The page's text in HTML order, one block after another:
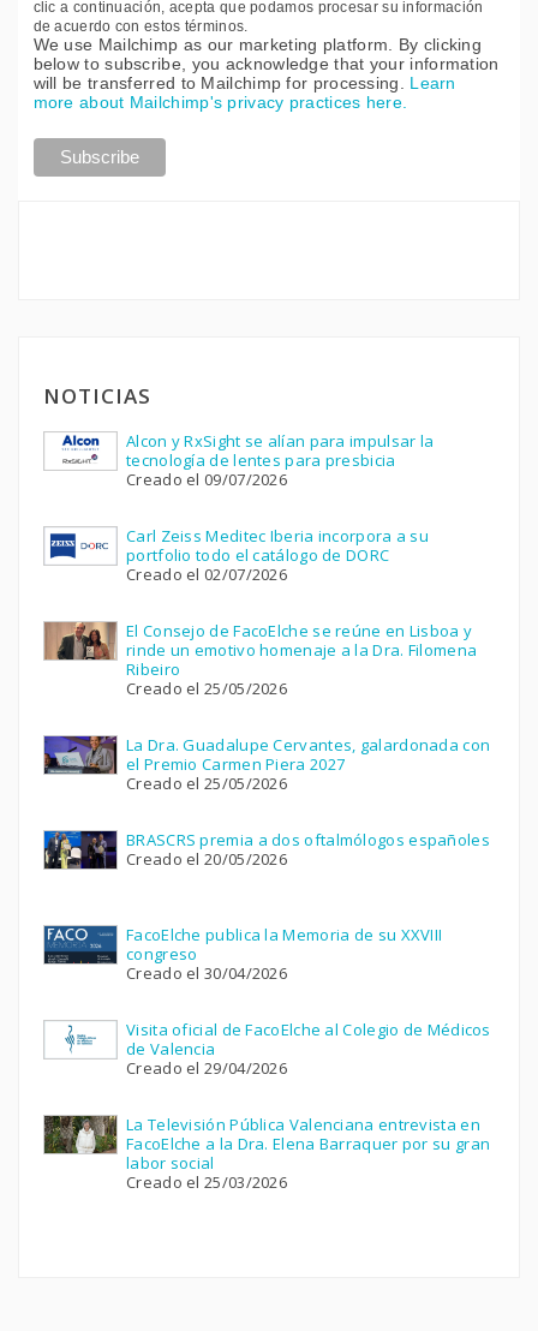
clic a continuación, acepta que podamos procesar su información
de acuerdo con estos términos.
We use Mailchimp as our marketing platform. By clicking
below to subscribe, you acknowledge that your information
will be transferred to Mailchimp for processing. Learn
more about Mailchimp's privacy practices here.
NOTICIAS
Alcon y RxSight se alían para impulsar la
tecnología de lentes para presbicia
Creado el 09/07/2026
Carl Zeiss Meditec Iberia incorpora a su
portfolio todo el catálogo de DORC
Creado el 02/07/2026
El Consejo de FacoElche se reúne en Lisboa y
rinde un emotivo homenaje a la Dra. Filomena
Ribeiro
Creado el 25/05/2026
La Dra. Guadalupe Cervantes, galardonada con
el Premio Carmen Piera 2027
Creado el 25/05/2026
BRASCRS premia a dos oftalmólogos españoles
Creado el 20/05/2026
FacoElche publica la Memoria de su XXVIII
congreso
Creado el 30/04/2026
Visita oficial de FacoElche al Colegio de Médicos
de Valencia
Creado el 29/04/2026
La Televisión Pública Valenciana entrevista en
FacoElche a la Dra. Elena Barraquer por su gran
labor social
Creado el 25/03/2026